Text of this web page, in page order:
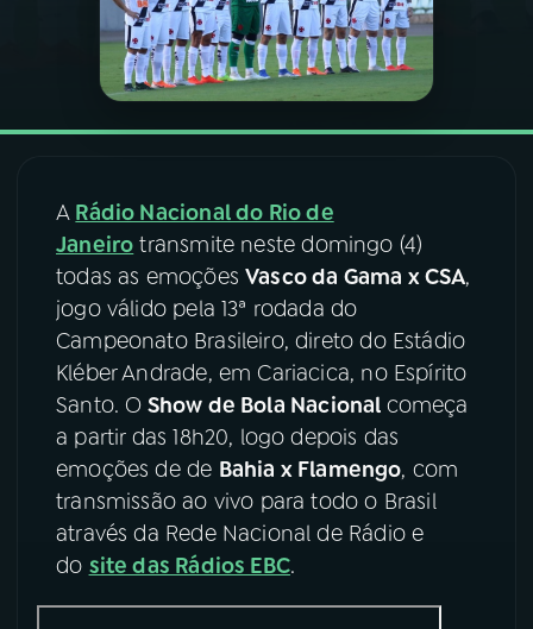
PODCASTS
06VIDEOCASTS
07ÚLTIMAS
08FESTIVAL DE MÚSICA
ACOMPANHE A RÁDIO NACIONAL
YouTube Facebook
Instagram X
TikTok
A Rádio Nacional do Rio de
Janeiro transmite neste domingo (4)
todas as emoçõesVasco da Gama x CSA,
jogo válido pela 13ª rodada do
Campeonato Brasileiro, direto do Estádio
Kléber Andrade, em Cariacica, no Espírito
Santo. O Show de Bola Nacional começa
a partir das 18h20, logo depois das
emoções de de Bahia x Flamengo, com
transmissão ao vivo para todo o Brasil
através da Rede Nacional de Rádio e
do site das Rádios EBC.